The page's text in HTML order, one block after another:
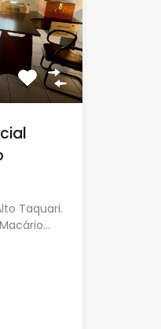
Taquari.